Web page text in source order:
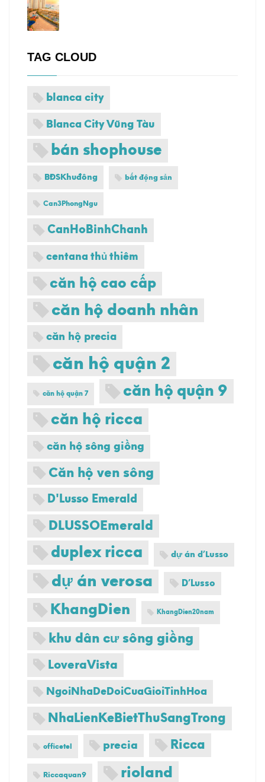
TAG CLOUD
blanca city
Blanca City Vũng Tàu
bán shophouse
BĐSKhuđông bất động sản
Can3PhongNgu
CanHoBinhChanh
centana thủ thiêm
căn hộ cao cấp
căn hộ doanh nhân
căn hộ precia
căn hộ quận 2
căn hộ quận 7 căn hộ quận 9
căn hộ ricca
căn hộ sông giồng
Căn hộ ven sông
D'Lusso Emerald
DLUSSOEmerald
duplex ricca dự án d’Lusso
dự án verosa D’Lusso
KhangDien KhangDien20nam
khu dân cư sông giồng
LoveraVista
NgoiNhaDeDoiCuaGioiTinhHoa
NhaLienKeBietThuSangTrong
officetel precia Ricca
Riccaquan9
rioland